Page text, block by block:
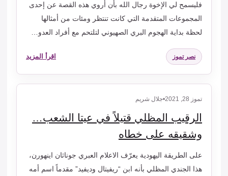
فليسمح لي الإخوة رجال الله بأن أروي هذه القصة عن إحدى
المجموعات المتقدمة التي كانت تنتظر ومئات من أمثالها
لحظة بداية الهجوم البري الصهيوني لتلتحم مع أفراد العدو…
نصر تموز اقرأ المزيد
تموز 28, 2021 •جلال شريم
الرقيب المظلي قتيلاً في عيتا الشعب…
وشقيقه على خطاه
على الطريقة اليهودية يعرّف الاعلام العبري جوناثان اينهورن،
هذا الجندي المظلي بأنه ابن “ريفيتال وديفيد” مقدماً اسم أمه